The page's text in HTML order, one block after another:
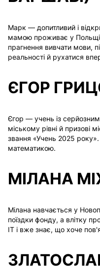
Марк — допитливий і
мамою проживає у
прагнення вивчати мови,
реальності й рухатися
ЄГОР
Єгор — учень із
міському рівні й призові
звання «Учень 2025
математикою.
МІЛАНА
Мілана навчається у
поїздки фонду, а влітку
IT і вже знає, що хоче